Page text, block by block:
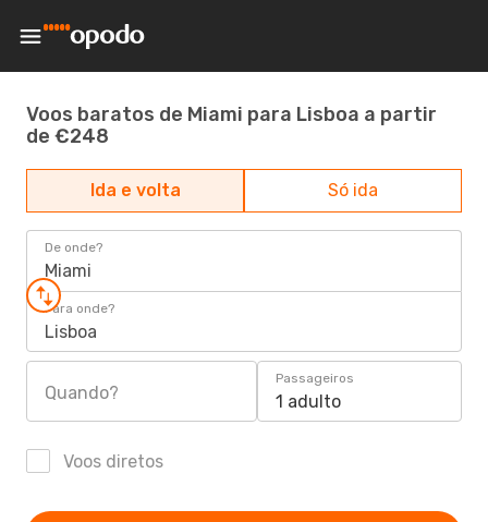
Voos baratos de Miami para Lisboa a partir
de €248
Ida e volta Só ida
De onde?
Miami
Para onde?
Lisboa
Quando?
Passageiros
1 adulto
Voos diretos